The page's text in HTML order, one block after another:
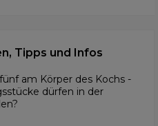
Tipps und Infos
am Körper des Kochs -
dürfen in der